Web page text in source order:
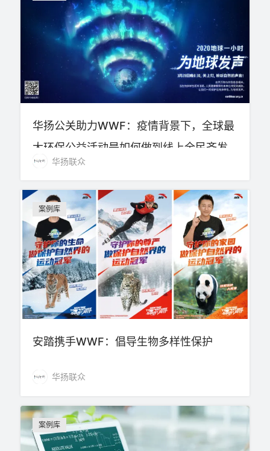
华扬公关助力WWF：疫情背景下，全球最
大环保公益活动是如何做到线上全民齐发
华扬联众
案例库
安踏携手WWF：倡导生物多样性保护
华扬联众
案例库